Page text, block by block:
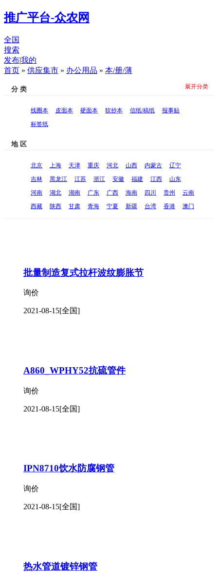
推广平台-众农网
全国
搜索
发布|我的
首页 » 供应集市 » 办公用品 » 本/册/薄
分 类
线圈本 皮面本 硬面本 软抄本 信纸/稿纸
报事贴
标签纸
展开分类
地 区
北京 上海 天津 重庆 河北 山西 内蒙古
辽宁
吉林
黑龙江 江苏 浙江 安徽 福建 江西
山东
河南
湖北 湖南 广东 广西 海南 四川 贵州
云南
西藏
陕西 甘肃 青海 宁夏 新疆 台湾 香港 澳门
批量制造复式拉杆波纹膨胀节
询价
2021-08-15[全国]
A860_WPHY52抗硫管件
询价
2021-08-15[全国]
IPN8710饮水防腐钢管
询价
2021-08-15[全国]
热水管道镀锌钢管